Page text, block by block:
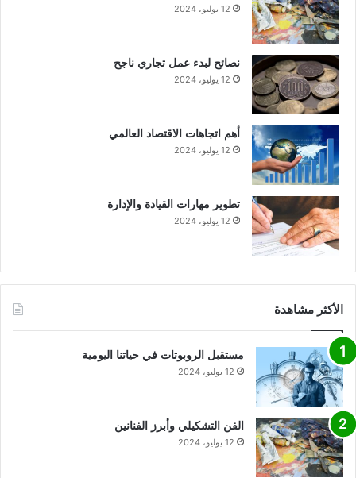
12 يوليو، 2024
نصائح لبدء عمل تجاري ناجح
12 يوليو، 2024
أهم اتجاهات الاقتصاد العالمي
12 يوليو، 2024
تطوير مهارات القيادة والإدارة
12 يوليو، 2024
الأكثر مشاهدة
مستقبل الروبوتات في حياتنا اليومية
12 يوليو، 2024
الفن التشكيلي وأبرز الفنانين
12 يوليو، 2024